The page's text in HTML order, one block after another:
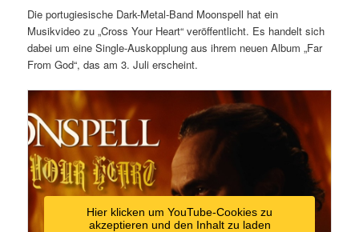
Die portugiesische Dark-Metal-Band Moonspell hat ein
Musikvideo zu „Cross Your Heart“ veröffentlicht. Es handelt sich
dabei um eine Single-Auskopplung aus ihrem neuen Album „Far
From God“, das am 3. Juli erscheint.
Hier klicken um YouTube-Cookies zu
akzeptieren und den Inhalt zu laden